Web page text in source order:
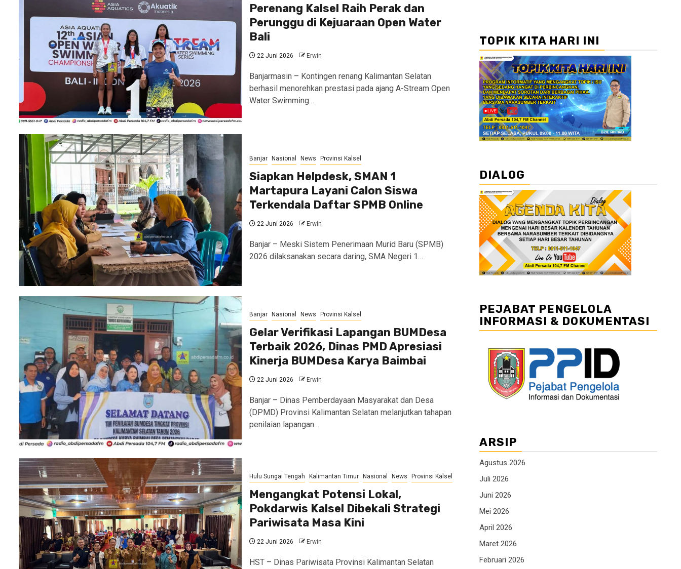
Perenang Kalsel Raih Perak dan
Perunggu di Kejuaraan Open Water
Bali
22 Juni 2026 Erwin
Banjarmasin – Kontingen renang Kalimantan Selatan
berhasil menorehkan prestasi pada ajang A-Stream Open
Water Swimming…
Banjar Nasional News Provinsi Kalsel
Siapkan Helpdesk, SMAN 1
Martapura Layani Calon Siswa
Terkendala Daftar SPMB Online
22 Juni 2026 Erwin
Banjar – Meski Sistem Penerimaan Murid Baru (SPMB)
2026 dilaksanakan secara daring, SMA Negeri 1…
Banjar Nasional News Provinsi Kalsel
Gelar Verifikasi Lapangan BUMDesa
Terbaik 2026, Dinas PMD Apresiasi
Kinerja BUMDesa Karya Baimbai
22 Juni 2026 Erwin
Banjar – Dinas Pemberdayaan Masyarakat dan Desa
(DPMD) Provinsi Kalimantan Selatan melanjutkan tahapan
penilaian lapangan…
Hulu Sungai Tengah Kalimantan Timur Nasional News Provinsi Kalsel
Mengangkat Potensi Lokal,
Pokdarwis Kalsel Dibekali Strategi
Pariwisata Masa Kini
22 Juni 2026 Erwin
HST – Dinas Pariwisata Provinsi Kalimantan Selatan
TOPIK KITA HARI INI
DIALOG
PEJABAT PENGELOLA
INFORMASI & DOKUMENTASI
ARSIP
Agustus 2026
Juli 2026
Juni 2026
Mei 2026
April 2026
Maret 2026
Februari 2026